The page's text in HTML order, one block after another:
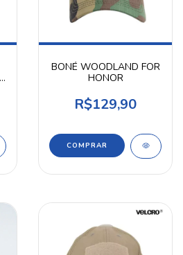
BONÉ WOODLAND FOR
HONOR
R$129,90